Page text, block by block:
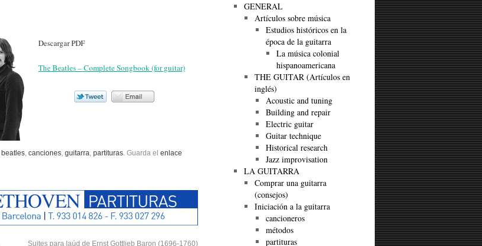
Descargar PDF
The Beatles – Complete Songbook (for guitar)
beatles, canciones, guitarra, partituras. Guarda el enlace
Suites para laúd de Ernst Gottlieb Baron (1696-1760)
GENERAL
Artículos sobre música
Estudios históricos en la
época de la guitarra
La música colonial
hispanoamericana
THE GUITAR (Artículos en
inglés)
Acoustic and tuning
Building and repair
Electric guitar
Guitar technique
Historical research
Jazz improvisation
LA GUITARRA
Comprar una guitarra
(consejos)
Iniciación a la guitarra
cancioneros
métodos
partituras